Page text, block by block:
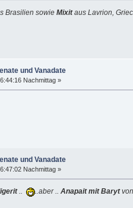
Brasilien sowie Mixitaus Lavrion,
und Vanadate
Nachmittag »
und Vanadate
Nachmittag »
.. ..aber .. Anapait mit Baryt